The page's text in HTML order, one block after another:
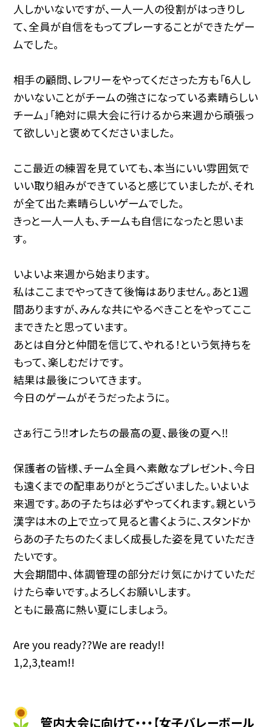
人しかいないですが、一人一人の役割がはっきりし
て、全員が自信をもってプレーすることができたゲー
ムでした。
相手の顧問、レフリーをやってくださった方も「6人し
かいないことがチームの強さになっている素晴らしい
チーム」「絶対に県大会に行けるから来週から頑張っ
て欲しい」と褒めてくださいました。
ここ最近の練習を見ていても、本当にいい雰囲気で
いい取り組みができていると感じていましたが、それ
が全て出た素晴らしいゲームでした。
きっと一人一人も、チームも自信になったと思いま
す。
いよいよ来週から始まります。
私はここまでやってきて後悔はありません。あと1週
間ありますが、みんな共にやるべきことをやってここ
まできたと思っています。
あとは自分と仲間を信じて、やれる！という気持ちを
もって、楽しむだけです。
結果は最後についてきます。
今日のゲームがそうだったように。
さぁ行こう‼︎オレたちの最高の夏、最後の夏へ‼︎
保護者の皆様、チーム全員へ素敵なプレゼント、今日
も遠くまでの配車ありがとうございました。いよいよ
来週です。あの子たちは必ずやってくれます。親という
漢字は木の上で立って見ると書くように、スタンドか
らあの子たちのたくましく成長した姿を見ていただき
たいです。
大会期間中、体調管理の部分だけ気にかけていただ
けたら幸いです。よろしくお願いします。
ともに最高に熱い夏にしましょう。
Are you ready??We are ready!!
1,2,3,team!!
管内大会に向けて・・・【女子バレーボール